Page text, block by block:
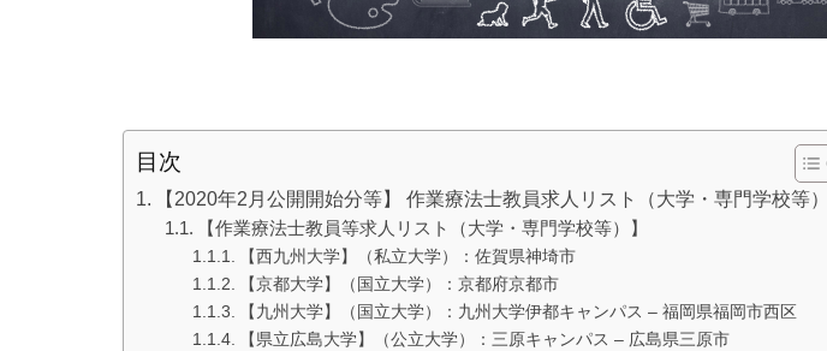
目次
【2020年2月公開開始分等】 作業療法士教員求人リスト（大学・専門学校等）
【作業療法士教員等求人リスト（大学・専門学校等）】
【西九州大学】（私立大学）：佐賀県神埼市
【京都大学】（国立大学）：京都府京都市
【九州大学】（国立大学）：九州大学伊都キャンパス – 福岡県福岡市西区
【県立広島大学】（公立大学）：三原キャンパス – 広島県三原市